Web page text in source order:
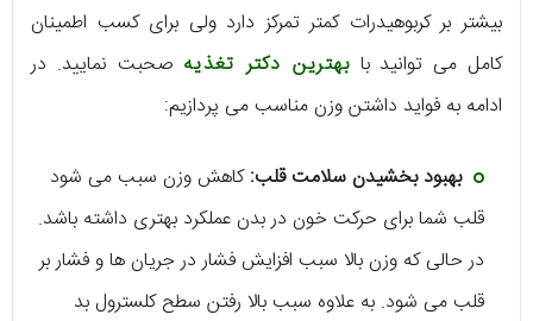
بیشتر بر کربوهیدرات کمتر تمرکز دارد ولی برای کسب اطمینان
کامل می توانید بابهترین دکتر تغذیه صحبت نمایید. در
ادامه به فواید داشتن وزن مناسب می پردازیم:
بهبود بخشیدن سلامت قلب:کاهش وزن سبب می‌ شود
قلب شما برای حرکت خون در بدن عملکرد بهتری داشته باشد.
در حالی که وزن بالا سبب افزایش فشار در جریان‌ ها و فشار بر
قلب می‌ شود. به علاوه سبب بالا رفتن سطح کلسترول بد